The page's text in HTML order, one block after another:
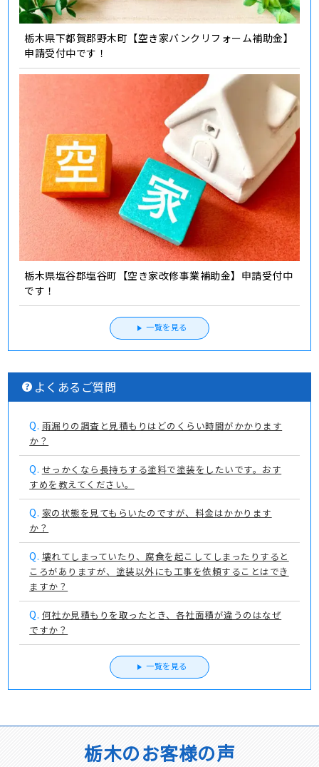
栃木県下都賀郡野木町【空き家バンクリフォーム補助金】
申請受付中です！
栃木県塩谷郡塩谷町【空き家改修事業補助金】申請受付中
です！
一覧を見る
よくあるご質問
Q. 雨漏りの調査と見積もりはどのくらい時間がかかります
か？
Q. せっかくなら長持ちする塗料で塗装をしたいです。おす
すめを教えてください。
Q. 家の状態を見てもらいたのですが、料金はかかります
か？
Q. 壊れてしまっていたり、腐食を起こしてしまったりすると
ころがありますが、塗装以外にも工事を依頼することはでき
ますか？
Q. 何社か見積もりを取ったとき、各社面積が違うのはなぜ
ですか？
一覧を見る
栃木のお客様の声